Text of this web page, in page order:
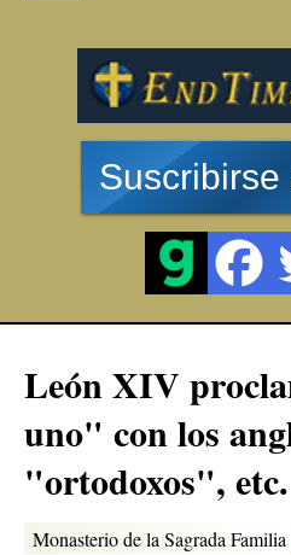
Suscribirse
León XIV
uno" con los
"ortodoxos", etc.
Monasterio de la Sagrada Familia